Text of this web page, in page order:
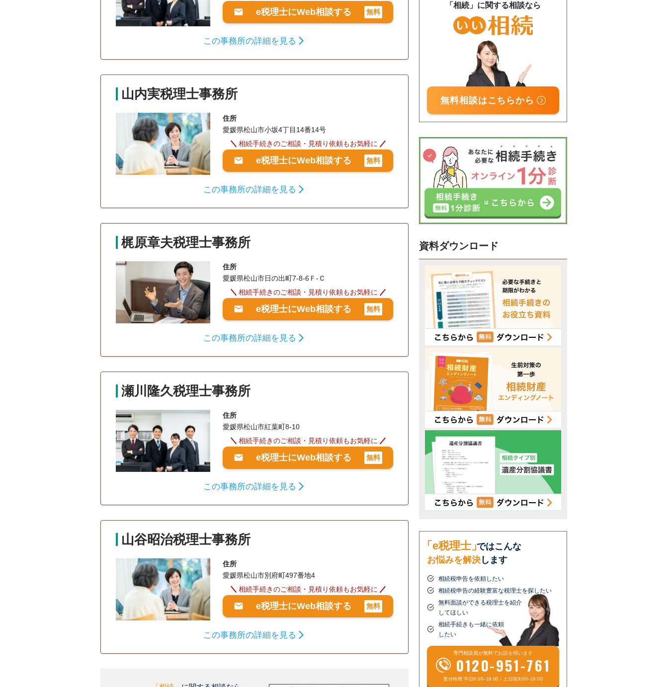
e税理士にWeb相談する 無料
この事務所の詳細を見る
山内実税理士事務所
住所
愛媛県松山市小坂4丁目14番14号
相続手続きのご相談・見積り依頼もお気軽に
e税理士にWeb相談する 無料
この事務所の詳細を見る
梶原章夫税理士事務所
住所
愛媛県松山市日の出町7-8-6Ｆ-Ｃ
相続手続きのご相談・見積り依頼もお気軽に
e税理士にWeb相談する 無料
この事務所の詳細を見る
瀬川隆久税理士事務所
住所
愛媛県松山市紅葉町8-10
相続手続きのご相談・見積り依頼もお気軽に
e税理士にWeb相談する 無料
この事務所の詳細を見る
山谷昭治税理士事務所
住所
愛媛県松山市別府町497番地4
相続手続きのご相談・見積り依頼もお気軽に
e税理士にWeb相談する 無料
この事務所の詳細を見る
受付時間 平日9:00–19:00 / 土日祝9:00–18:00
「相続」に関する相談なら
無料相談はこちらから
資料ダウンロード
「e税理士」ではこんな
お悩みを解決 します
相続税申告を依頼したい
相続税申告の経験豊富な税理士を探したい
無料面談ができる税理士を紹介
してほしい
相続手続きも一緒に依頼
したい
専門相談員が無料でお話を伺います
0120-951-761